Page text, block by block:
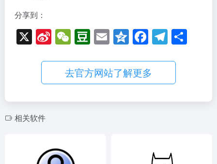
分享到：
X Si
a
W
ei
W
C
h
at
D
u
b
a
E
ail
Q
o
n
e
F
c
e
b
T
e
gr
a
去官方网站了解更多
相关软件